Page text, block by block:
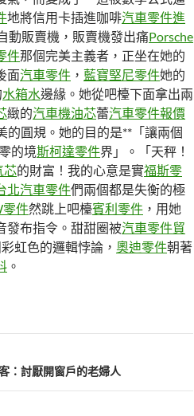
地將信用卡插進咖啡汽車零件進
動販賣機，販賣機發出痛Porsche
件那個完美主義者，正坐在她的
面汽車零件 ， 藍寶堅尼零件她的
水箱水邊緣。她從吧檯下面拿出兩
緻的汽車機油芯蕾汽車零件報價
的圓規。她的目的是**「讓兩個
的境斯柯達零件界」。「天秤！
芯的財富！我的心意是實福斯零
北汽車零件們兩個都是失衡的極
件然跳上吧檯賓利零件 ，用她
發布指令。甜甜圈被汽車零件貿
虹色的邏輯悖論， 奧迪零件朝著
。
：討厭開窗戶的老婦人